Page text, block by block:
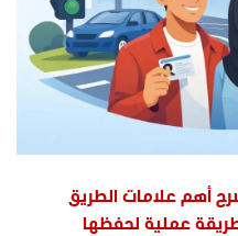
أهم علامات الطريق
طريقة عملية لحفظها